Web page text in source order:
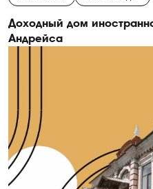
Доходный дом
Андрейса